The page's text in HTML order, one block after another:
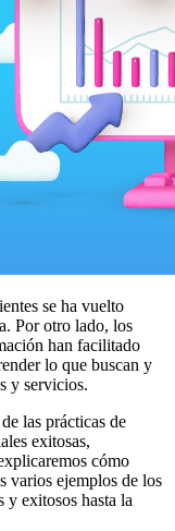
se ha vuelto
Por otro lado, los
han facilitado
lo que buscan y
y servicios.
las prácticas de
exitosas,
cómo
varios ejemplos de los
y exitosos hasta la